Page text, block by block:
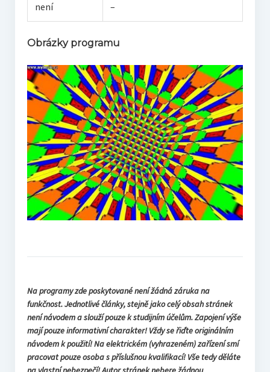
není
–
Obrázky programu
Na programy zde poskytované není žádná záruka na
funkčnost. Jednotlivé články, stejně jako celý obsah stránek
není návodem a slouží pouze k studijním účelům. Zapojení výše
mají pouze informativní charakter! Vždy se řiďte originálním
návodem k použití! Na elektrickém (vyhrazeném) zařízení smí
pracovat pouze osoba s příslušnou kvalifikací! Vše tedy děláte